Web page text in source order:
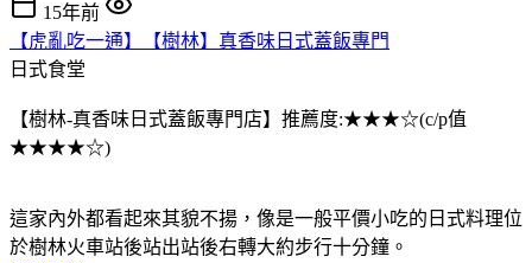
15年前
【虎亂吃一通】【樹林】真香味日式蓋飯專門
日式食堂
【樹林-真香味日式蓋飯專門店】推薦度:★★★☆(c/p值
★★★★☆)
這家內外都看起來其貌不揚，像是一般平價小吃的日式料理位
於樹林火車站後站出站後右轉大約步行十分鐘。